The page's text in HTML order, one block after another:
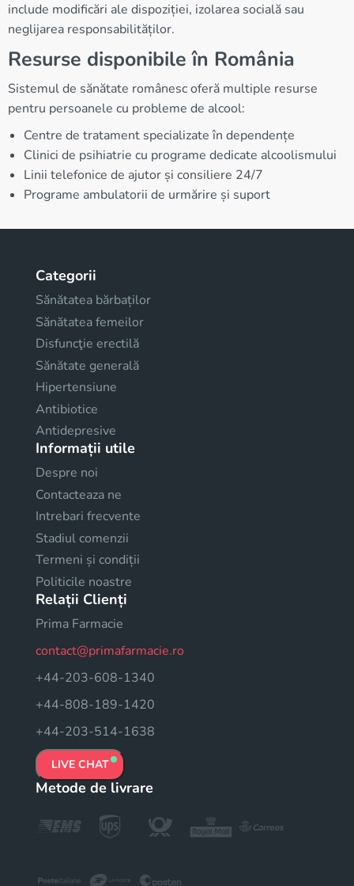
include modificări ale dispoziției, izolarea socială sau
neglijarea responsabilităților.
Resurse disponibile în România
Sistemul de sănătate românesc oferă multiple resurse
pentru persoanele cu probleme de alcool:
Centre de tratament specializate în dependențe
Clinici de psihiatrie cu programe dedicate alcoolismului
Linii telefonice de ajutor și consiliere 24/7
Programe ambulatorii de urmărire și suport
Categorii
Sănătatea bărbaților
Sănătatea femeilor
Disfuncţie erectilă
Sănătate generală
Hipertensiune
Antibiotice
Antidepresive
Informații utile
Despre noi
Contacteaza ne
Intrebari frecvente
Stadiul comenzii
Termeni și condiții
Politicile noastre
Relații Clienți
Prima Farmacie
contact@primafarmacie.ro
+44-203-608-1340
+44-808-189-1420
+44-203-514-1638
LIVE CHAT
Metode de livrare